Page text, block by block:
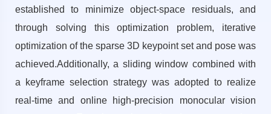
established to minimize object-space residuals, and
through solving this optimization problem, iterative
optimization of the sparse 3D keypoint set and pose was
achieved.Additionally, a sliding window combined with
a keyframe selection strategy was adopted to realize
real-time and online high-precision monocular vision